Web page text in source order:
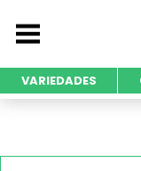
VARIEDADES